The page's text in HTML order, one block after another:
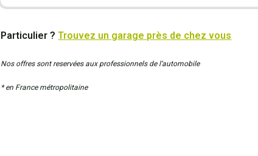
Particulier ?Trouvez un garage près de chez vous
Nos offres sont reservées aux professionnels de l’automobile
* en France métropolitaine